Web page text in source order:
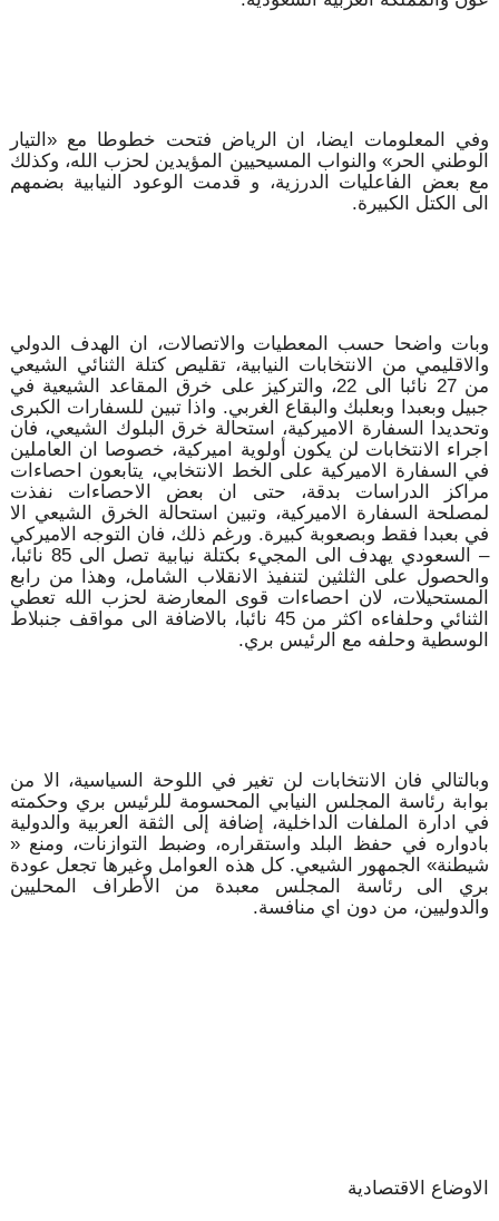
وفي المعلومات ايضا، ان الرياض فتحت خطوطا مع «التيار
الوطني الحر» والنواب المسيحيين المؤيدين لحزب الله، وكذلك
مع بعض الفاعليات الدرزية، و قدمت الوعود النيابية بضمهم
الى الكتل الكبيرة.
وبات واضحا حسب المعطيات والاتصالات، ان الهدف الدولي
والاقليمي من الانتخابات النيابية، تقليص كتلة الثنائي الشيعي
من 27 نائبا الى 22، والتركيز على خرق المقاعد الشيعية في
جبيل وبعبدا وبعلبك والبقاع الغربي. واذا تبين للسفارات الكبرى
وتحديدا السفارة الاميركية، استحالة خرق البلوك الشيعي، فان
اجراء الانتخابات لن يكون أولوية اميركية، خصوصا ان العاملين
في السفارة الاميركية على الخط الانتخابي، يتابعون احصاءات
مراكز الدراسات بدقة، حتى ان بعض الاحصاءات نفذت
لمصلحة السفارة الاميركية، وتبين استحالة الخرق الشيعي الا
في بعبدا فقط وبصعوبة كبيرة. ورغم ذلك، فان التوجه الاميركي
– السعودي يهدف الى المجيء بكتلة نيابية تصل الى 85 نائبا،
والحصول على الثلثين لتنفيذ الانقلاب الشامل، وهذا من رابع
المستحيلات، لان احصاءات قوى المعارضة لحزب الله تعطي
الثنائي وحلفاءه اكثر من 45 نائبا، بالاضافة الى مواقف جنبلاط
الوسطية وحلفه مع الرئيس بري.
وبالتالي فان الانتخابات لن تغير في اللوحة السياسية، الا من
بوابة رئاسة المجلس النيابي المحسومة للرئيس بري وحكمته
في ادارة الملفات الداخلية، إضافة إلى الثقة العربية والدولية
بادواره في حفظ البلد واستقراره، وضبط التوازنات، ومنع «
شيطنة» الجمهور الشيعي. كل هذه العوامل وغيرها تجعل عودة
بري الى رئاسة المجلس معبدة من الأطراف المحليين
والدوليين، من دون اي منافسة.
الاوضاع الاقتصادية